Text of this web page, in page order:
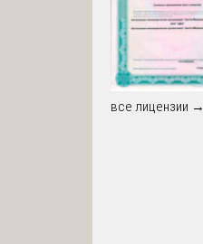
все лицензии →